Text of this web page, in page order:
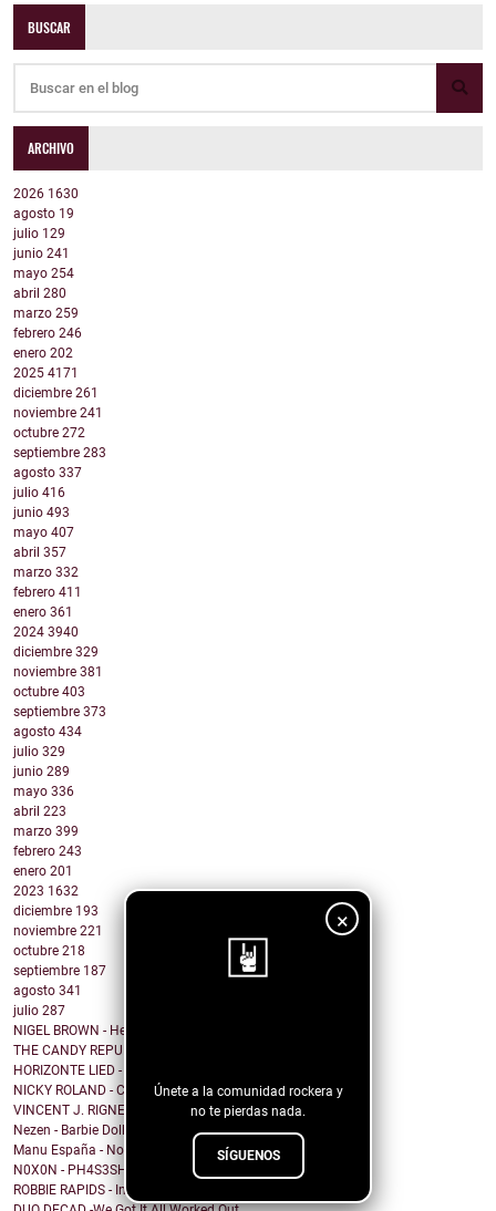
×
Únete a la comunidad rockera y
no te pierdas nada.
SÍGUENOS
BUSCAR
ARCHIVO
2026 1630
agosto 19
julio 129
junio 241
mayo 254
abril 280
marzo 259
febrero 246
enero 202
2025 4171
diciembre 261
noviembre 241
octubre 272
septiembre 283
agosto 337
julio 416
junio 493
mayo 407
abril 357
marzo 332
febrero 411
enero 361
2024 3940
diciembre 329
noviembre 381
octubre 403
septiembre 373
agosto 434
julio 329
junio 289
mayo 336
abril 223
marzo 399
febrero 243
enero 201
2023 1632
diciembre 193
noviembre 221
octubre 218
septiembre 187
agosto 341
julio 287
NIGEL BROWN - Here Comes The Truth
THE CANDY REPUBLIC - I do not write love songs
HORIZONTE LIED - Memorias de Crónicas Futuras [Rem...
NICKY ROLAND - Carried Away
VINCENT J. RIGNEY - Beautiful Human
Nezen - Barbie Doll
Manu España - No me importa cómo voy a acabar
N0X0N - PH4S3SH1FT
ROBBIE RAPIDS - In Our House